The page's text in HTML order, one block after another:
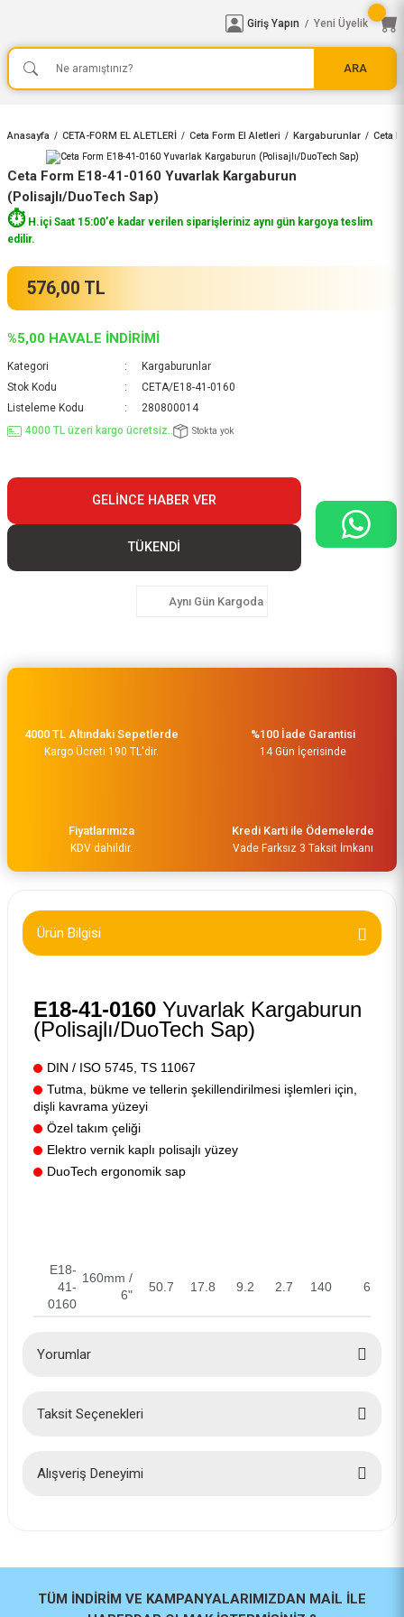
ARA
Giriş Yapın / Yeni Üyelik
Anasayfa CETA-FORM EL ALETLERİ Ceta Form El Aletleri Kargaburunlar Ceta
Ceta Form E18-41-0160 Yuvarlak Kargaburun
(Polisajlı/DuoTech Sap)
⏱️H.içi Saat 15:00'e kadar verilen siparişleriniz aynı gün kargoya teslim
edilir.
576,00 TL
%5,00 HAVALE İNDİRİMİ
Kategori
Kargaburunlar
Stok Kodu
CETA/E18-41-0160
Listeleme Kodu
280800014
4000 TL üzeri kargo ücretsiz..
Stokta yok
GELINCE HABER VER
TÜKENDİ
Aynı Gün Kargoda
4000 TL Altındaki Sepetlerde
Kargo Ücreti 190 TL'dir.
%100 İade Garantisi
14 Gün İçerisinde
Fiyatlarımıza
KDV dahildir.
Kredi Karti ile Ödemelerde
Vade Farksız 3 Taksit İmkanı
Ürün Bilgisi
E18-41-0160 Yuvarlak Kargaburun
(Polisajlı/DuoTech Sap)
DIN / ISO 5745, TS 11067
Tutma, bükme ve tellerin şekillendirilmesi işlemleri için,
dişli kavrama yüzeyi
Özel takım çeliği
Elektro vernik kaplı polisajlı yüzey
DuoTech ergonomik sap
E18-
41-
0160
160mm /
6"
50.7 17.8 9.2 2.7 140 6
Yorumlar
Taksit Seçenekleri
Alışveriş Deneyimi
TÜM İNDİRİM VE KAMPANYALARIMIZDAN MAİL İLE